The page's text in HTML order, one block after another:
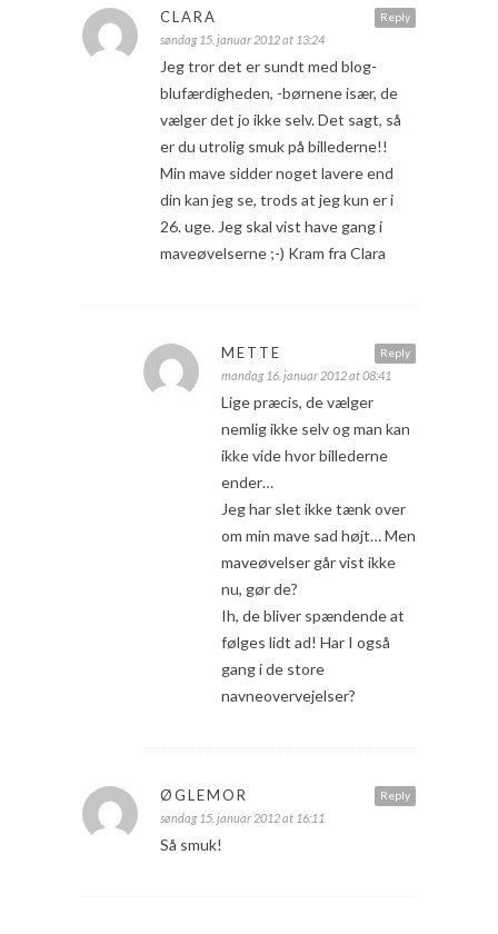
Reply
CLARA
søndag 15. januar 2012 at 13:24
Jeg tror det er sundt med blog-
blufærdigheden, -børnene især, de
vælger det jo ikke selv. Det sagt, så
er du utrolig smuk på billederne!!
Min mave sidder noget lavere end
din kan jeg se, trods at jeg kun er i
26. uge. Jeg skal vist have gang i
maveøvelserne ;-) Kram fra Clara
Reply
METTE
mandag 16. januar 2012 at 08:41
Lige præcis, de vælger
nemlig ikke selv og man kan
ikke vide hvor billederne
ender…
Jeg har slet ikke tænk over
om min mave sad højt… Men
maveøvelser går vist ikke
nu, gør de?
Ih, de bliver spændende at
følges lidt ad! Har I også
gang i de store
navneovervejelser?
Reply
ØGLEMOR
søndag 15. januar 2012 at 16:11
Så smuk!